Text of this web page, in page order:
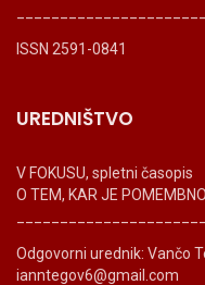
ISSN 2591-0841
UREDNIŠTVO
V FOKUSU, spletni časopis
O TEM, KAR JE POMEMBNO
Odgovorni urednik: Vančo
ianntegov6@gmail.com